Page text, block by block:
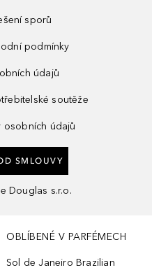
sporů
podmínky
údajů
soutěže
osobních údajů
SMLOUVY
Douglas s.r.o.
OBLÍBENÉ V PARFÉMECH
Sol de Janeiro Brazilian